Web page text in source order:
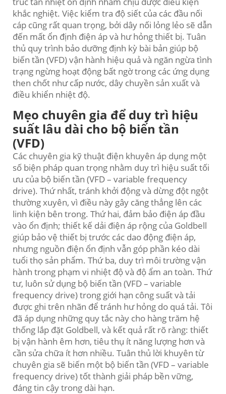
khắc nghiệt. Việc kiểm tra độ siết của các đầu nối
cáp cũng rất quan trọng, bởi dây nối lỏng lẻo sẽ dẫn
đến mất ổn định điện áp và hư hỏng thiết bị. Tuân
thủ quy trình bảo dưỡng định kỳ bài bản giúp bộ
biến tần (VFD) vận hành hiệu quả và ngăn ngừa tình
trạng ngừng hoạt động bất ngờ trong các ứng dụng
then chốt như cấp nước, dây chuyền sản xuất và
điều khiển nhiệt độ.
Mẹo chuyên gia để duy trì hiệu
suất lâu dài cho bộ biến tần
(VFD)
Các chuyên gia kỹ thuật điện khuyên áp dụng một
số biện pháp quan trọng nhằm duy trì hiệu suất tối
ưu của bộ biến tần (VFD – variable frequency
drive). Thứ nhất, tránh khởi động và dừng đột ngột
thường xuyên, vì điều này gây căng thẳng lên các
linh kiện bên trong. Thứ hai, đảm bảo điện áp đầu
vào ổn định; thiết kế dải điện áp rộng của Goldbell
giúp bảo vệ thiết bị trước các dao động điện áp,
nhưng nguồn điện ổn định vẫn góp phần kéo dài
tuổi thọ sản phẩm. Thứ ba, duy trì môi trường vận
hành trong phạm vi nhiệt độ và độ ẩm an toàn. Thứ
tư, luôn sử dụng bộ biến tần (VFD – variable
frequency drive) trong giới hạn công suất và tải
được ghi trên nhãn để tránh hư hỏng do quá tải. Tôi
đã áp dụng những quy tắc này cho hàng trăm hệ
thống lắp đặt Goldbell, và kết quả rất rõ ràng: thiết
bị vận hành êm hơn, tiêu thụ ít năng lượng hơn và
cần sửa chữa ít hơn nhiều. Tuân thủ lời khuyên từ
chuyên gia sẽ biến một bộ biến tần (VFD – variable
frequency drive) tốt thành giải pháp bền vững,
đáng tin cậy trong dài hạn.